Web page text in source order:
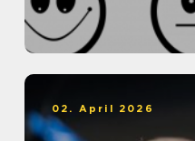
02. April 2026